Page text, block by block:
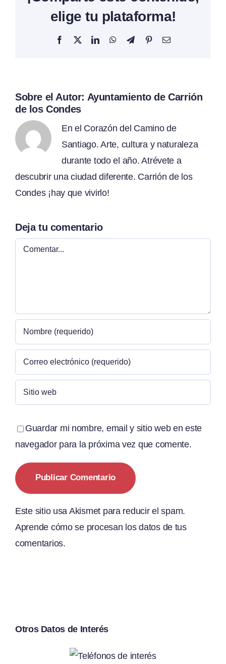
elige tu plataforma!
Facebook
X LinkedInWhatsAppTelegramPinterestCorreo
Sobre el Autor: Ayuntamiento de Carrión
de los Condes
En el Corazón del Camino de
Santiago. Arte, cultura y naturaleza
durante todo el año. Atrévete a
descubrir una ciudad diferente. Carrión de los
Condes ¡hay que vivirlo!
Deja tu comentario
Comentar
Guardar mi nombre, email y sitio web en este
navegador para la próxima vez que comente.
Este sitio usa Akismet para reducir el spam.
Aprende cómo se procesan los datos de tus
comentarios.
Otros Datos de Interés